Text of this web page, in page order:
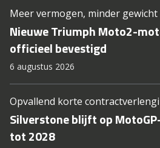
Meer vermogen, minder gewicht
Nieuwe Triumph Moto2-
officieel bevestigd
6 augustus 2026
Opvallend korte
Silverstone blijft op
tot 2028